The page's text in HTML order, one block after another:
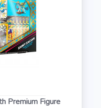
Premium Figure